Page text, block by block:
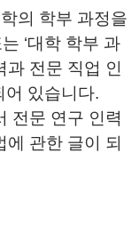
의 학부 과정을
‘대학 학부 과
전문 직업 인
어 있습니다.
전문 연구 인력
관한 글이 되